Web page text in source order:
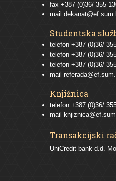
fax +387 (0)36/ 355-
mail
Studentska
telefon +387 (0)36/
telefon +387 (0)36/
telefon +387 (0)36/
mail
Knjižnica
telefon +387 (0)36/
mail
Transakcijski
UniCredit bank d.d.